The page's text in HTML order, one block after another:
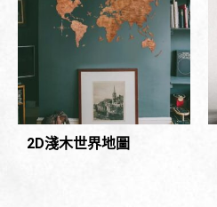
2D淺木世界地圖